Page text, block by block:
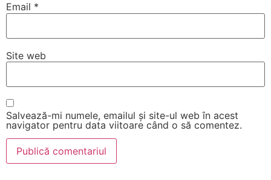
Email *
Site web
Salvează-mi numele, emailul și site-ul web în acest
navigator pentru data viitoare când o să comentez.